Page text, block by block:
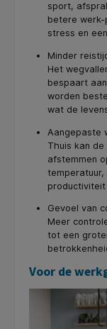
sport,
betere werk-
stress en
Minder
Het
bespaart
worden
wat de
Aangepaste
Thuis kan
afstemmen
Gevoel van
Meer
tot een
Voor de